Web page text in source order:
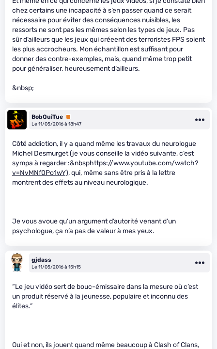
chez certains une incapacité à s’en passer quand ce serait
nécessaire pour éviter des conséquences nuisibles, les
ressorts ne sont pas les mêmes selon les types de jeux. Pas
sûr d’ailleurs que les jeux qui créeent des terroristes FPS soient
les plus accrocheurs. Mon échantillon est suffisant pour
donner des contre-exemples, mais, quand même trop petit
pour généraliser, heureusement d’ailleurs.
&nbsp;
BobQuiTue Premium
Le 11/05/2016 à 18h47
Côté addiction, il y a quand même les travaux du neurologue
Michel Desmurget (je vous conseille la vidéo suivante, c’est
sympa à regarder :&nbsphttps://www.youtube.com/watch?
v=NvMNf0Po1wY),qui, même sans être pris à la lettre
montrent des effets au niveau neurologique.
Je vous avoue qu’un argument d’autorité venant d’un
psychologue, ça n’a pas de valeur à mes yeux.
gjdass
Le 11/05/2016 à 15h15
“Le jeu vidéo sert de bouc-émissaire dans la mesure où c’est
un produit réservé à la jeunesse, populaire et inconnu des
élites.”
Oui et non, ils jouent quand même beaucoup à Clash of Clans,